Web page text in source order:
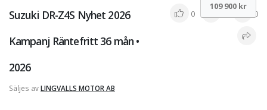
Suzuki DR-Z4S Nyhet 2026
Kampanj Räntefritt 36 mån •
2026
0 0
Säljes avLINGVALLS MOTOR AB
109 900 kr